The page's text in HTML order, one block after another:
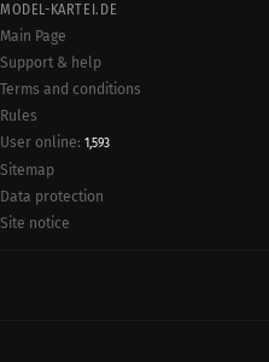
MODEL-KARTEI.DE
Main Page
Support & help
Terms and conditions
Rules
User online: 1,593
Sitemap
Data protection
Site notice